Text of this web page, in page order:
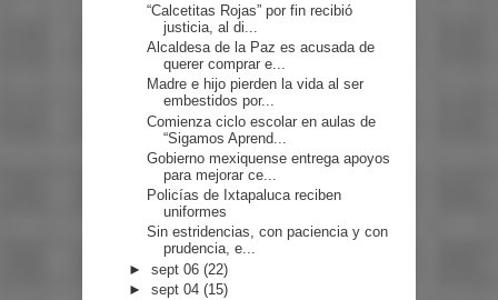
“Calcetitas Rojas” por fin recibió
justicia, al di...
Alcaldesa de la Paz es acusada de
querer comprar e...
Madre e hijo pierden la vida al ser
embestidos por...
Comienza ciclo escolar en aulas de
“Sigamos Aprend...
Gobierno mexiquense entrega apoyos
para mejorar ce...
Policías de Ixtapaluca reciben
uniformes
Sin estridencias, con paciencia y con
prudencia, e...
►sept 06(22)
►sept 04(15)